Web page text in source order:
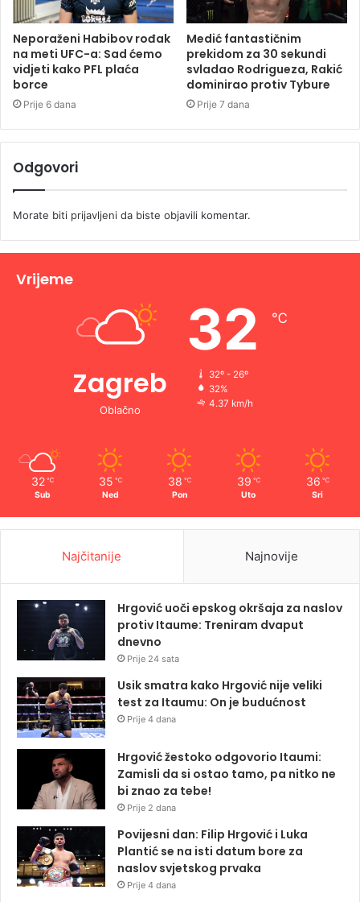
Neporaženi Habibov rođak
na meti UFC-a: Sad ćemo
vidjeti kako PFL plaća
borce
Prije 6 dana
Medić fantastičnim
prekidom za 30 sekundi
svladao Rodrigueza, Rakić
dominirao protiv Tybure
Prije 7 dana
Odgovori
Morate biti prijavljeni da biste objavili komentar.
Vrijeme
Zagreb
Oblačno
32 ℃
32º - 26º
32%
4.37 km/h
32 ℃
Sub
35 ℃
Ned
38 ℃
Pon
39 ℃
Uto
36 ℃
Sri
Najčitanije Najnovije
Hrgović uoči epskog okršaja za naslov
protiv Itaume: Treniram dvaput
dnevno
Prije 24 sata
Usik smatra kako Hrgović nije veliki
test za Itaumu: On je budućnost
Prije 4 dana
Hrgović žestoko odgovorio Itaumi:
Zamisli da si ostao tamo, pa nitko ne
bi znao za tebe!
Prije 2 dana
Povijesni dan: Filip Hrgović i Luka
Plantić se na isti datum bore za
naslov svjetskog prvaka
Prije 4 dana